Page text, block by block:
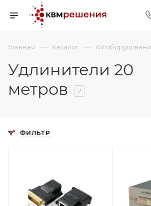
Главная — Каталог — AV
Удлинители 20
метров
2
ФИЛЬТР